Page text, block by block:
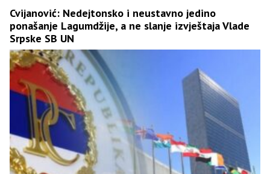
Cvijanović: Nedejtonsko i neustavno jedino
ponašanje Lagumdžije, a ne slanje izvještaja Vlade
Srpske SB UN